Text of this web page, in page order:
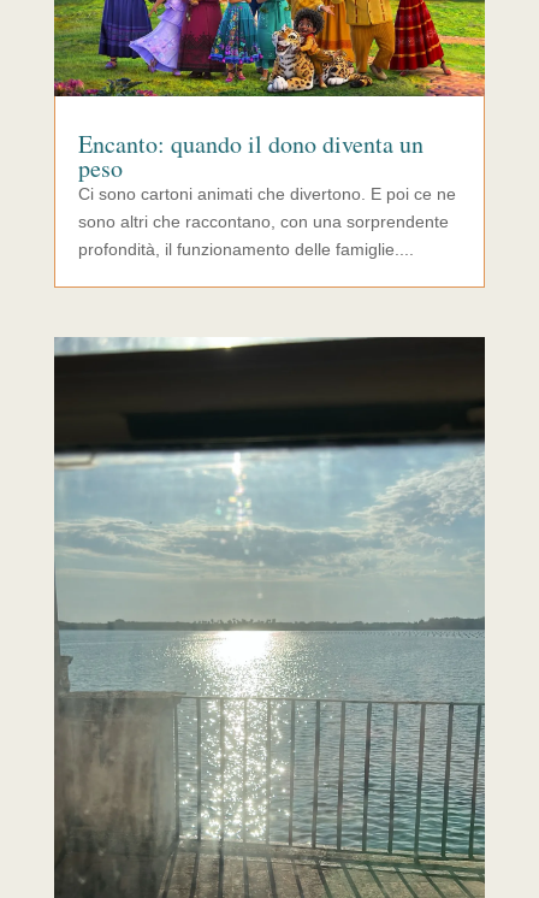
Encanto: quando il dono diventa un
peso
Ci sono cartoni animati che divertono. E poi ce ne
sono altri che raccontano, con una sorprendente
profondità, il funzionamento delle famiglie....